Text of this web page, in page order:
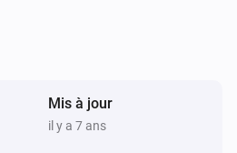
Mis à jour
il y a 7 ans